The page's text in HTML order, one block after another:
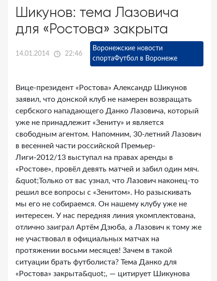
Шикунов: тема Лазовича
для «Ростова» закрыта
14.01.2014 22:46
Воронежские новости
спортаФутбол в Воронеже
Вице-президент «Ростова» Александр Шикунов
заявил, что донской клуб не намерен возвращать
сербского нападающего Данко Лазовича, который
уже не принадлежит «Зениту» и является
свободным агентом. Напомним, 30-летний Лазович
в весенней части российской Премьер-
Лиги-2012/13 выступал на правах аренды в
«Ростове», провёл девять матчей и забил один мяч.
&quot;Только от вас узнал, что Лазович наконец-то
решил все вопросы с «Зенитом». Но разыскивать
мы его не собираемся. Он нашему клубу уже не
интересен. У нас передняя линия укомплектована,
отлично заиграл Артём Дзюба, а Лазович к тому же
не участвовал в официальных матчах на
протяжении восьми месяцев! Зачем в такой
ситуации брать футболиста? Тема Данко для
«Ростова» закрыта&quot;, — цитирует Шикунова